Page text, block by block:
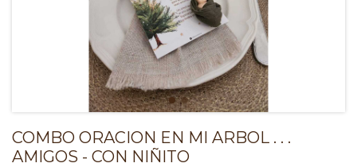
COMBO ORACION EN MI ARBOL . . .
AMIGOS - CON NIÑITO